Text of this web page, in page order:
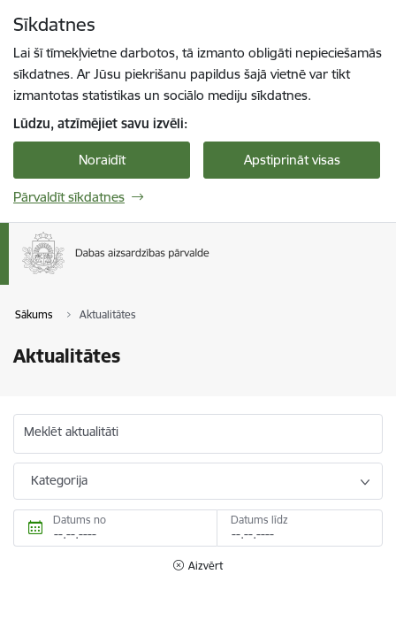
Sīkdatnes
Lai šī tīmekļvietne darbotos, tā izmanto obligāti nepieciešamās
sīkdatnes. Ar Jūsu piekrišanu papildus šajā vietnē var tikt
izmantotas statistikas un sociālo mediju sīkdatnes.
Lūdzu, atzīmējiet savu izvēli:
Noraidīt Apstiprināt visas
Pārvaldīt sīkdatnes
Sākums Aktualitātes
Aktualitātes
Meklēt aktualitāti
Kategorija
Datums no Datums līdz
Aizvērt